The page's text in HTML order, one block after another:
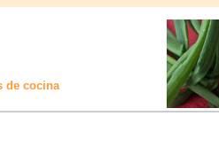
de cocina